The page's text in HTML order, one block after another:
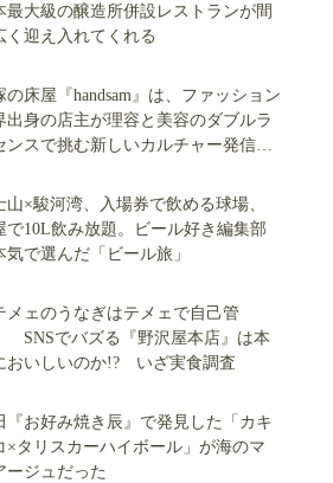
最大級の醸造所併設レストランが間
く迎え入れてくれる
の床屋『handsam』は、ファッション
出身の店主が理容と美容のダブルラ
ンスで挑む新しいカルチャー発信基
山×駿河湾、入場券で飲める球場、
で10L飲み放題。ビール好き編集部
気で選んだ「ビール旅」
メェのうなぎはテメェで自己管
SNSでバズる『野沢屋本店』は本
おいしいのか!? いざ実食調査
『お好み焼き辰』で発見した「カキ
×タリスカーハイボール」が海のマ
ージュだった